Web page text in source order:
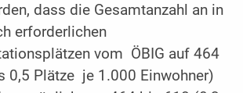
dass die Gesamtanzahl an in
erforderlichen
vom ÖBIG auf 464
0,5 Plätze je 1.000 Einwohner)